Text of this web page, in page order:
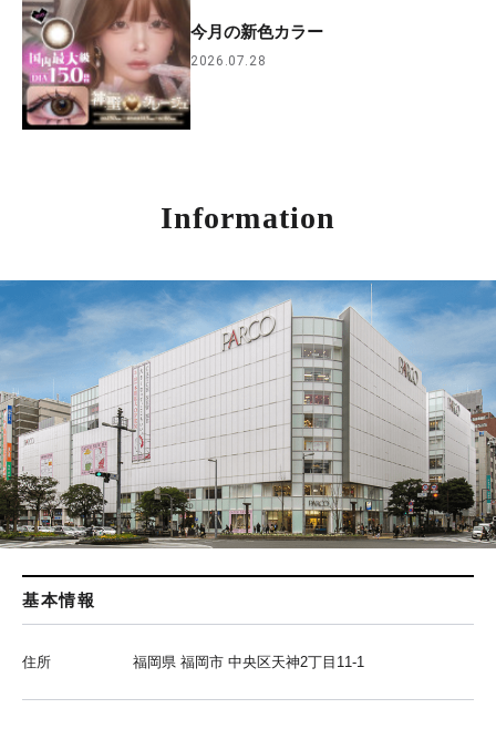
今月の新色カラー
2026.07.28
Information
基本情報
住所 福岡県 福岡市 中央区天神2丁目11-1